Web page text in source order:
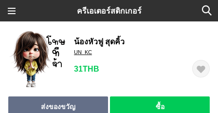
ครีเอเตอร์สติกเกอร์
น้องหัวฟู สุดคิ้ว
UN_KC
31THB
ส่งของขวัญ ซื้อ